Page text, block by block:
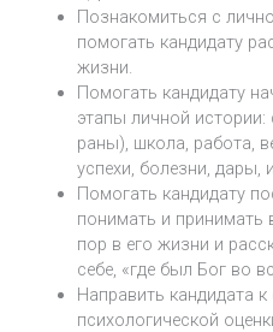
Познакомиться с
помогать кандидату
жизни.
Помогать кандидату
этапы личной истории:
раны), школа, работа,
успехи, болезни, дары,
Помогать кандидату
понимать и принимать
пор в его жизни и
себе, «где был Бог во
Направить кандидата к
психологической